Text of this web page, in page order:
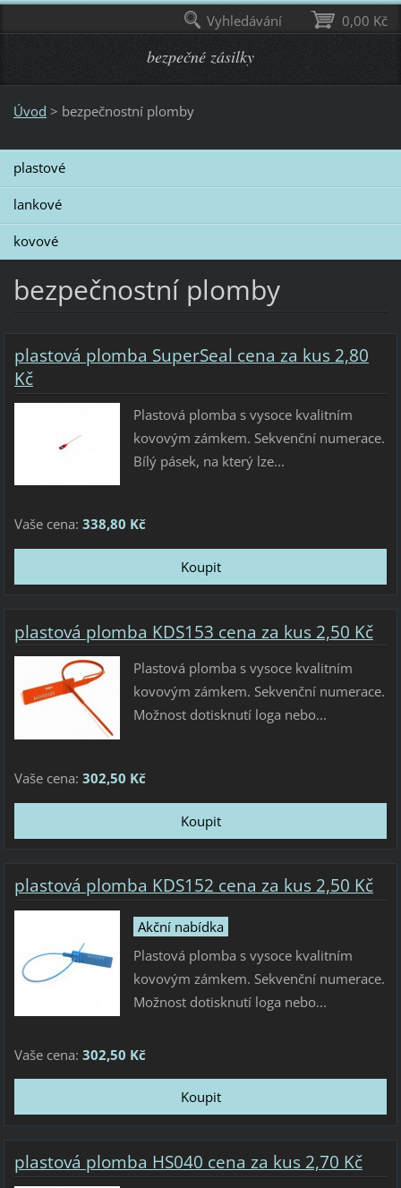
bezpečné zásilky
Úvod > bezpečnostní plomby
plastové
lankové
kovové
bezpečnostní plomby
plastová plomba SuperSeal cena za kus 2,80
Kč
Plastová plomba s vysoce kvalitním
kovovým zámkem. Sekvenční numerace.
Bílý pásek, na který lze...
Vaše cena: 338,80 Kč
plastová plomba KDS153 cena za kus 2,50 Kč
Plastová plomba s vysoce kvalitním
kovovým zámkem. Sekvenční numerace.
Možnost dotisknutí loga nebo...
Vaše cena: 302,50 Kč
plastová plomba KDS152 cena za kus 2,50 Kč
Akční nabídka
Plastová plomba s vysoce kvalitním
kovovým zámkem. Sekvenční numerace.
Možnost dotisknutí loga nebo...
Vaše cena: 302,50 Kč
plastová plomba HS040 cena za kus 2,70 Kč
0,00 Kč
Vyhledávání